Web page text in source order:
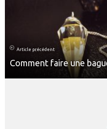
Article précédent
Comment faire une